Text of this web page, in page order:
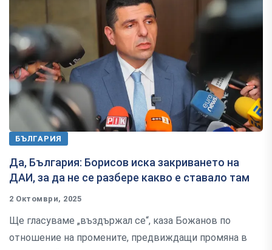
БЪЛГАРИЯ
Да, България: Борисов иска закриването на
ДАИ, за да не се разбере какво е ставало там
2 Октомври, 2025
Ще гласуваме „въздържал се“, каза Божанов по
отношение на промените, предвиждащи промяна в